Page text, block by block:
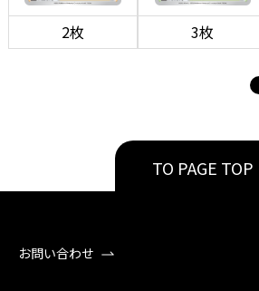
2枚 3枚
TO PAGE TOP
お問い合わせ